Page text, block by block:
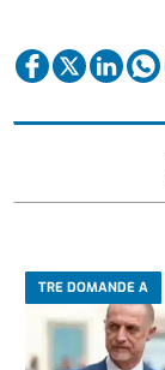
TRE DOMANDE A